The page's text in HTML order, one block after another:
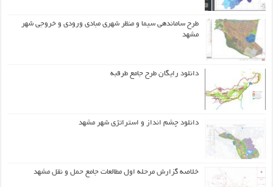
طرح ساماندهی سیما و منظر شهری مبادی ورودی و خروجی شهر
مشهد
دانلود رایگان طرح جامع طرقبه
دانلود چشم انداز و استراتژی شهر مشهد
خلاصه گزارش مرحله اول مطالعات جامع حمل و نقل مشهد